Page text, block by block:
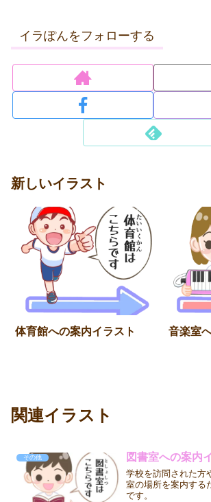
イラぽんをフォローする
新しいイラスト
体育館への案内イラスト 音楽室
関連イラスト
その他 図書室への案内
学校を訪問された方
室の場所を案内する
です。